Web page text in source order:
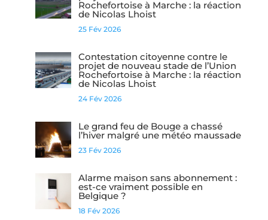
Rochefortoise à Marche : la réaction
de Nicolas Lhoist
25 Fév 2026
Contestation citoyenne contre le
projet de nouveau stade de l’Union
Rochefortoise à Marche : la réaction
de Nicolas Lhoist
24 Fév 2026
Le grand feu de Bouge a chassé
l’hiver malgré une météo maussade
23 Fév 2026
Alarme maison sans abonnement :
est-ce vraiment possible en
Belgique ?
18 Fév 2026